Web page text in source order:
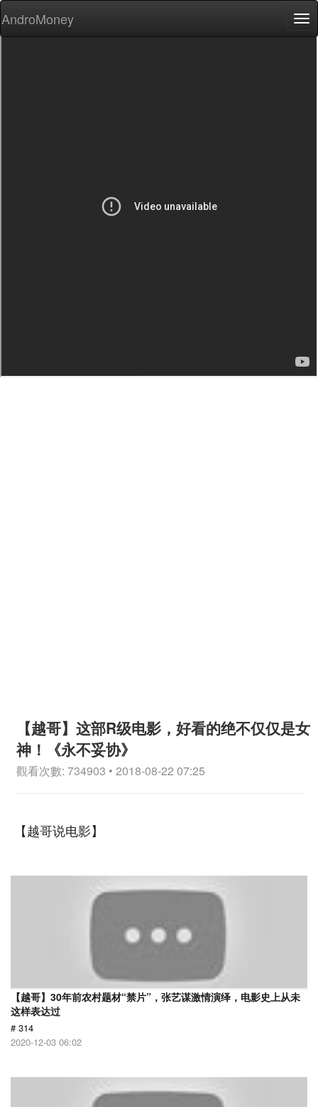
AndroMoney
【越哥】这部R级电影，好看的绝不仅仅是女
神！《永不妥协》
觀看次數: 734903 • 2018-08-22 07:25
【越哥说电影】
【越哥】30年前农村题材“禁片”，张艺谋激情演绎，电影史上从未
这样表达过
# 314
2020-12-03 06:02